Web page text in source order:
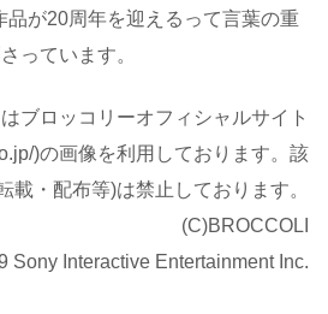
が20周年を迎えるって言葉の重
っています。
ブロッコリーオフィシャルサイト
)の画像を利用しております。該
載・配布等)は禁止しております。
(C)BROCCOLI
Sony Interactive Entertainment Inc.